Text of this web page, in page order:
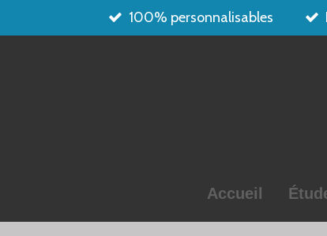
au
100% personnalisables
Accueil